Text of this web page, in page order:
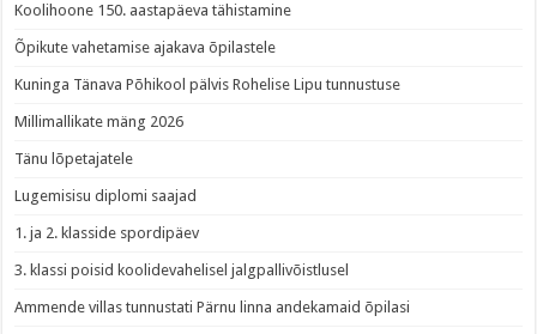
Koolihoone 150. aastapäeva tähistamine
Õpikute vahetamise ajakava õpilastele
Kuninga Tänava Põhikool pälvis Rohelise Lipu tunnustuse
Millimallikate mäng 2026
Tänu lõpetajatele
Lugemisisu diplomi saajad
1. ja 2. klasside spordipäev
3. klassi poisid koolidevahelisel jalgpallivõistlusel
Ammende villas tunnustati Pärnu linna andekamaid õpilasi